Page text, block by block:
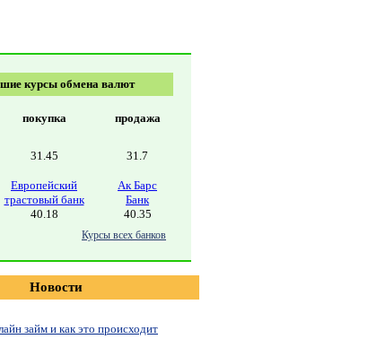
курсы обмена валют
покупка продажа
31.45 31.7
Европейский
трастовый банк
40.18
Ак Барс
Банк
40.35
Курсы всех банков
Новости
займ и как это происходит